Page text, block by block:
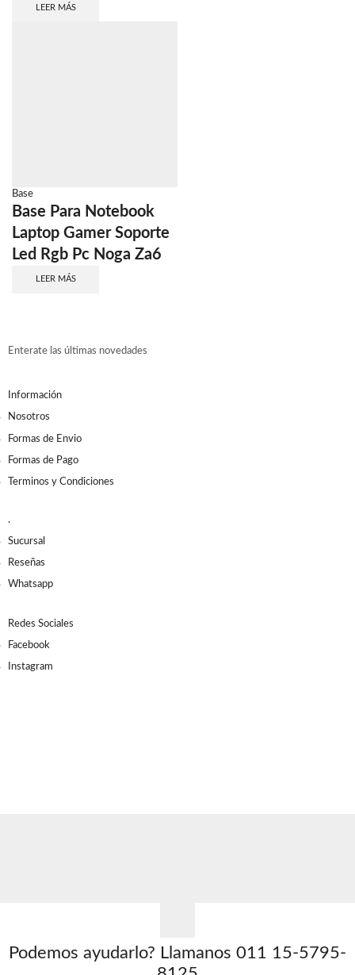
LEER MÁS
Base
Base Para Notebook
Laptop Gamer Soporte
Led Rgb Pc Noga Za6
LEER MÁS
Enterate las últimas novedades
Información
Nosotros
Formas de Envio
Formas de Pago
Terminos y Condiciones
.
Sucursal
Reseñas
Whatsapp
Redes Sociales
Facebook
Instagram
Podemos ayudarlo? Llamanos 011 15-5795-